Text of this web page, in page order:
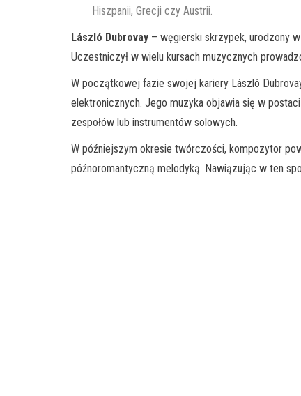
Hiszpanii, Grecji czy Austrii.
László Dubrovay – węgierski skrzypek, urodzony
Uczestniczył w wielu kursach muzycznych
W początkowej fazie swojej kariery László
elektronicznych. Jego muzyka objawia się w
zespołów lub instrumentów solowych.
W późniejszym okresie twórczości, kompozytor
późnoromantyczną melodyką. Nawiązując w ten